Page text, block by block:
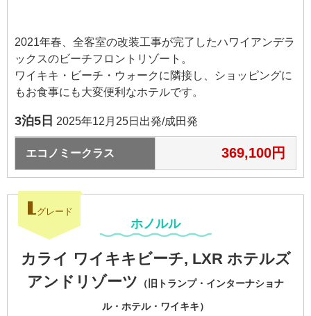
2021年春、全客室の改装工事が完了したハワイアンデラ
ックスのビーチフロントリゾート。
ワイキキ・ビーチ・ウォークに隣接し、ショッピングに
もお食事にも大変便利なホテルです。
3泊5日 2025年12月25日出発/成田発
エコノミークラス 369,100円
L グレード
ホノルル
カライ ワイキキビーチ, LXR ホテルズ
アンドリゾーツ
（旧トランプ・インターナショナ
ル・ホテル・ワイキキ）